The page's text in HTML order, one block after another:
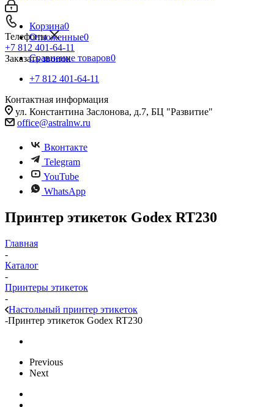
Телефоны
+7 812 401-64-11
Заказать звонок
Корзина0
Отложенные0
Сравнение товаров0
+7 812 401-64-11
Контактная информация
ул. Константина Заслонова, д.7, БЦ "Развитие"
office@astralnw.ru
Вконтакте
Telegram
YouTube
WhatsApp
Принтер этикеток Godex RT230
Главная
-
Каталог
-
Принтеры этикеток
-
Настольный принтер этикеток
-Принтер этикеток Godex RT230
Previous
Next